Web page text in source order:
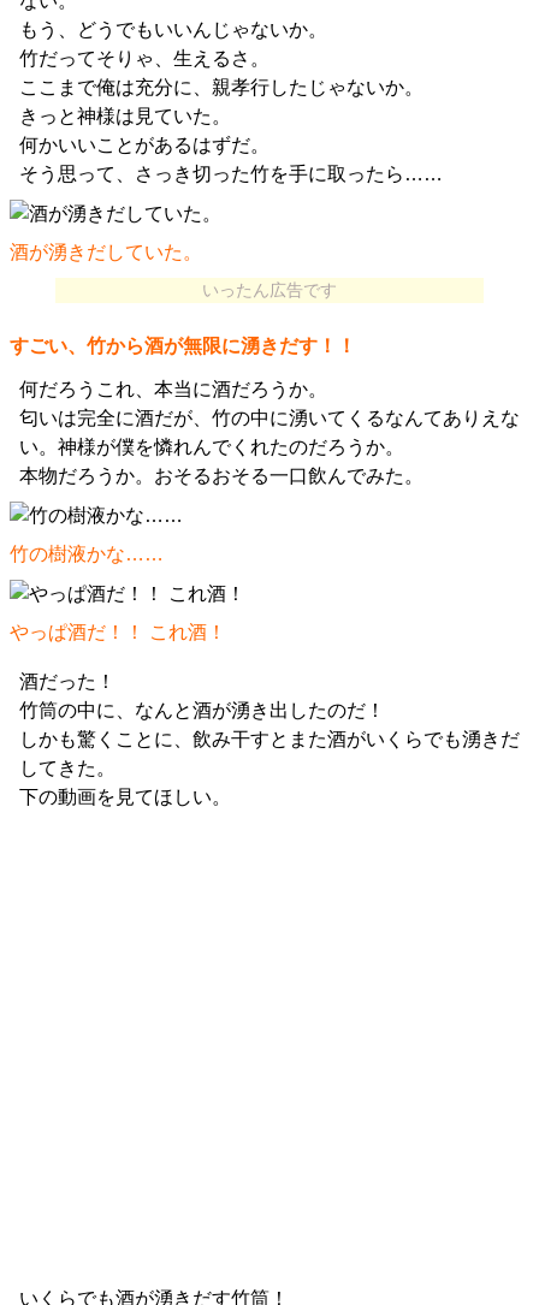
もう、どうでもいいんじゃないか。
竹だってそりゃ、生えるさ。
ここまで俺は充分に、親孝行したじゃないか。
きっと神様は見ていた。
何かいいことがあるはずだ。
そう思って、さっき切った竹を手に取ったら……
酒が湧きだしていた。
いったん広告です
すごい、竹から酒が無限に湧きだす！！
何だろうこれ、本当に酒だろうか。
匂いは完全に酒だが、竹の中に湧いてくるなんてありえな
い。神様が僕を憐れんでくれたのだろうか。
本物だろうか。おそるおそる一口飲んでみた。
竹の樹液かな……
やっぱ酒だ！！ これ酒！
酒だった！
竹筒の中に、なんと酒が湧き出したのだ！
しかも驚くことに、飲み干すとまた酒がいくらでも湧きだ
してきた。
下の動画を見てほしい。
いくらでも酒が湧きだす竹筒！